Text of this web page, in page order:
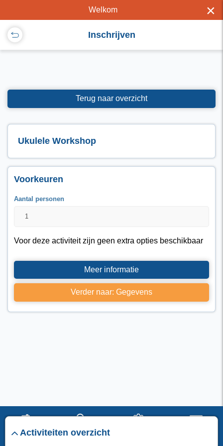
Welkom ×
Inschrijven
Terug naar overzicht
Ukulele Workshop
Voorkeuren
Aantal personen
Voor deze activiteit zijn geen extra opties beschikbaar
Meer informatie
Verder naar: Gegevens
I Activiteiten overzicht
start verblijf